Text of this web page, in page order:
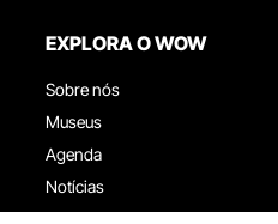
EXPLORA O WOW
Sobre nós
Museus
Agenda
Notícias
Restaurantes